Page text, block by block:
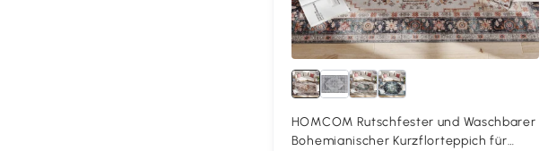
HOMCOM Rutschfester und Waschbarer
Bohemianischer Kurzflorteppich für